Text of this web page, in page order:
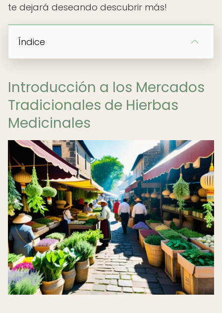
te dejará deseando descubrir más!
Índice
Introducción a los Mercados
Tradicionales de Hierbas
Medicinales